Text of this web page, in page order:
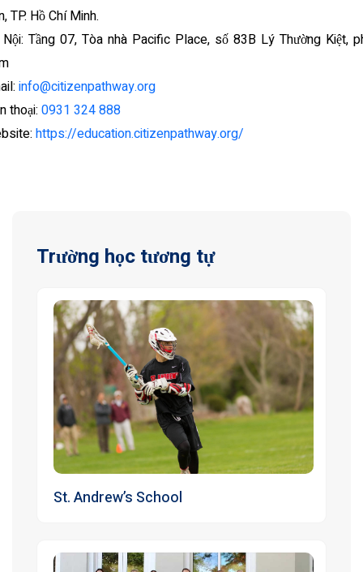
TP. Hồ Chí Minh.
Tầng 07, Tòa nhà Pacific Place, số 83B Lý Thường Kiệt,
info@citizenpathway.org
thoại: 0931 324 888
https://education.citizenpathway.org/
Trường học tương tự
St. Andrew’s School